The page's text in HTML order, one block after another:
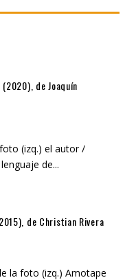
de Joaquín
(izq.) el autor /
de...
de Christian Rivera
la foto (izq.) Amotape